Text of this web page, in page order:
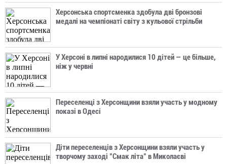
Херсонська спортсменка здобула дві бронзові
медалі на чемпіонаті світу з кульової стрільби
У Херсоні в липні народилися 10 дітей — це більше,
ніж у червні
Переселенці з Херсонщини взяли участь у модному
показі в Одесі
Діти переселенців з Херсонщини взяли участь у
творчому заході "Смак літа" в Миколаєві